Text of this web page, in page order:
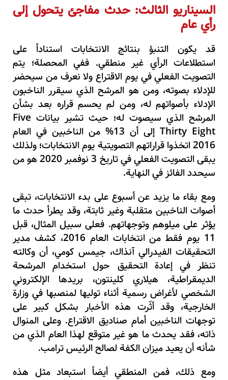
السيناريو الثالث: حدث مفاجئ يتحول إلى
رأي عام
قد يكون التنبؤ بنتائج الانتخابات استناداً على
استطلاعات الرأي غير منطقي. ففي المحصلة؛ يتم
التصويت الفعلي في يوم الاقتراع ولا نعرف من سيحضر
للإدلاء بصوته، ومن هو المرشح الذي سيقرر الناخبون
الإدلاء بأصواتهم له، ومن لم يحسم قراره بعد بشأن
المرشح الذي سيصوت له؛ حيث تشير بيانات Five
Thirty Eight
إلى أن 13% من الناخبين في العام
2016 اتخذوا قراراتهم التصويتية يوم الانتخابات؛ ولذلك
يبقى التصويت الفعلي في تاريخ 3 نوفمبر 2020 هو من
سيحدد الفائز في النهاية.
ومع بقاء ما يزيد عن أسبوع على بدء الانتخابات، تبقى
أصوات الناخبين متقلبة وغير ثابتة، وقد يطرأ حدث ما
يؤثر على ميلوهم وتوجهاتهم. فعلى سبيل المثال، قبل
11 يوم فقط من انتخابات العام 2016، كشف مدير
التحقيقات الفيدرالي آنذاك، جيمس كومي، أن وكالته
تنظر في إعادة التحقيق حول استخدام المرشحة
الديمقراطية، هيلاري كلينتون، بريدها الإلكتروني
الشخصي لأغراض رسمية أثناء توليها لمنصبها في وزارة
الخارجية، وقد أثّرت هذه الأخبار بشكل كبير على
توجهات الناخبين أمام صناديق الاقتراع. وعلى المنوال
ذاته، فقد يحدث ما هو غير متوقع لهذا العام الذي من
شأنه أن يعيد ميزان الكفة لصالح الرئيس ترامب.
ومع ذلك، فمن المنطقي أيضاً استبعاد مثل هذه